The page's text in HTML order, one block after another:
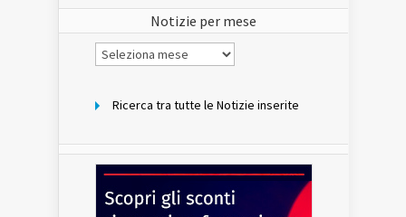
Notizie per mese
Notizie
per
Ricerca tra tutte le Notizie inserite